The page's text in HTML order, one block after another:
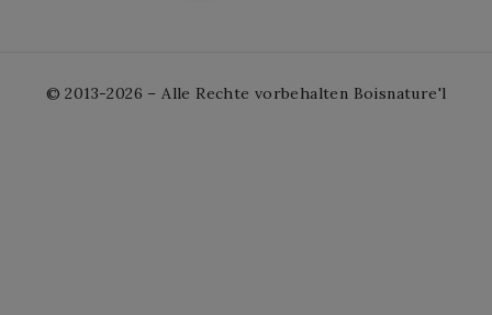
© 2013-2026 – Alle Rechte vorbehalten Boisnature'l